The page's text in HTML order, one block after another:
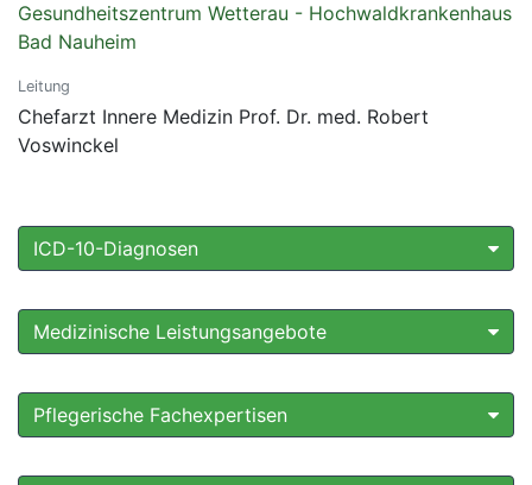
Gesundheitszentrum Wetterau - Hochwaldkrankenhaus
Bad Nauheim
Leitung
Chefarzt Innere Medizin Prof. Dr. med. Robert
Voswinckel
ICD-10-Diagnosen
Medizinische Leistungsangebote
Pflegerische Fachexpertisen